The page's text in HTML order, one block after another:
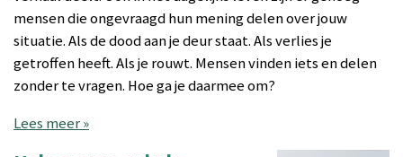
mensen die ongevraagd hun mening delen over jouw
situatie. Als de dood aan je deur staat. Als verlies je
getroffen heeft. Als je rouwt. Mensen vinden iets en delen
zonder te vragen. Hoe ga je daarmee om?
Lees meer »